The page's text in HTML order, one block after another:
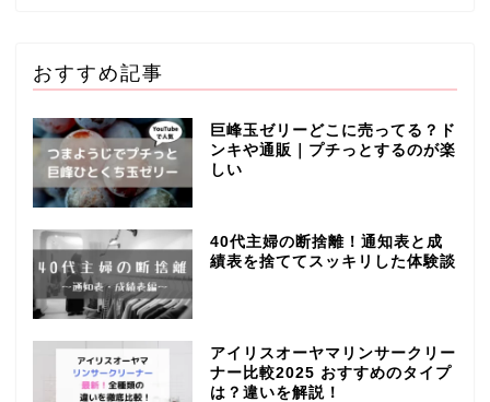
おすすめ記事
巨峰玉ゼリーどこに売ってる？ド
ンキや通販｜プチっとするのが楽
しい
40代主婦の断捨離！通知表と成
績表を捨ててスッキリした体験談
アイリスオーヤマリンサークリー
ナー比較2025 おすすめのタイプ
は？違いを解説！